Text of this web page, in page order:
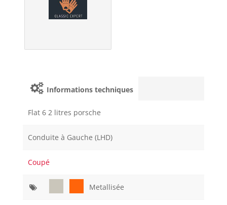
Informations techniques
Flat 6 2 litres porsche
Conduite à Gauche (LHD)
Coupé
Metallisée